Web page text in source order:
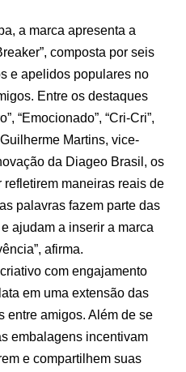
a marca apresenta a
composta por seis
e apelidos populares no
Entre os destaques
“Emocionado”, “Cri-Cri”,
Martins, vice-
da Diageo Brasil, os
maneiras reais de
palavras fazem parte das
ajudam a inserir a marca
afirma.
com engajamento
em uma extensão das
entre amigos. Além de se
embalagens incentivam
e compartilhem suas